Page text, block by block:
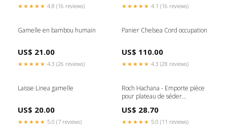
★★★★★ 4.8 (16 reviews) ★★★★★ 4.1 (16 reviews)
Gamelle en bambou humain
US$ 21.00
★★★★★ 4.3 (26 reviews)
Panier Chelsea Cord occupation
US$ 110.00
★★★★★ 4.3 (28 reviews)
Laisse Linea gamelle
US$ 20.00
★★★★★ 5.0 (7 reviews)
Roch Hachana - Emporte pièce
pour plateau de séder
Couleur:Cuivre
US$ 28.70
★★★★★ 5.0 (11 reviews)